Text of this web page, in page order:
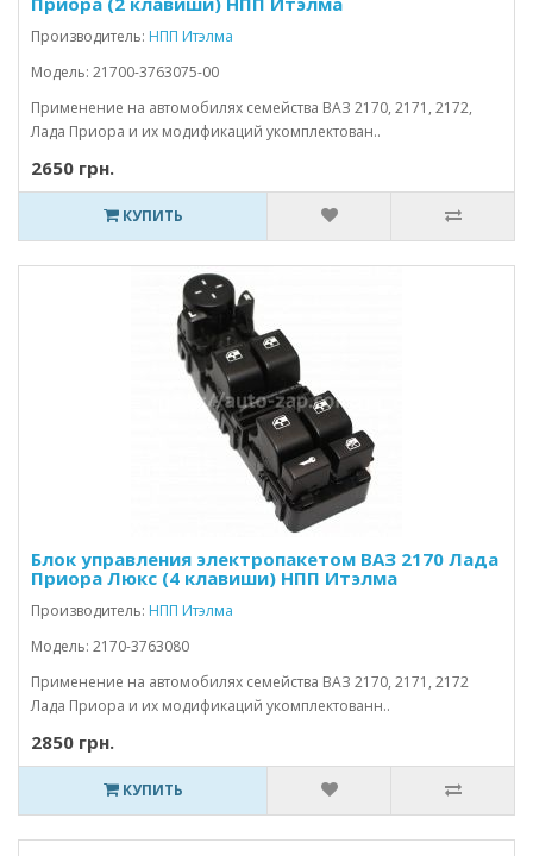
Производитель: НПП Итэлма
Модель: 21700-3763075-00
Применение на автомобилях семейства ВАЗ 2170, 2171, 2172,
Лада Приора и их модификаций укомплектован..
2650 грн.
КУПИТЬ
Блок управления электропакетом ВАЗ 2170 Лада
Приора Люкс (4 клавиши) НПП Итэлма
Производитель: НПП Итэлма
Модель: 2170-3763080
Применение на автомобилях семейства ВАЗ 2170, 2171, 2172
Лада Приора и их модификаций укомплектованн..
2850 грн.
КУПИТЬ